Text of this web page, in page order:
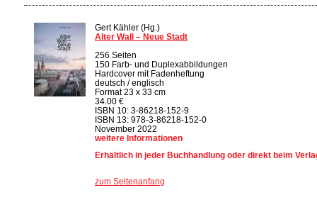
Gert Kähler (Hg.)
Alter Wall – Neue Stadt
256 Seiten
150 Farb- und Duplexabbildungen
Hardcover mit Fadenheftung
deutsch / englisch
Format 23 x 33 cm
34.00 €
ISBN 10: 3-86218-152-9
ISBN 13: 978-3-86218-152-0
November 2022
weitere Informationen
Erhältlich in jeder Buchhandlung oder direkt beim
zum Seitenanfang